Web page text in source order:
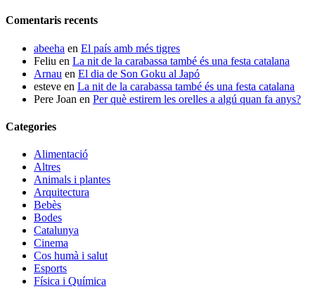
Comentaris recents
abeeha en El país amb més tigres
Feliu en La nit de la carabassa també és una festa catalana
Arnau en El dia de Son Goku al Japó
esteve en La nit de la carabassa també és una festa catalana
Pere Joan en Per què estirem les orelles a algú quan fa anys?
Categories
Alimentació
Altres
Animals i plantes
Arquitectura
Bebès
Bodes
Catalunya
Cinema
Cos humà i salut
Esports
Física i Química